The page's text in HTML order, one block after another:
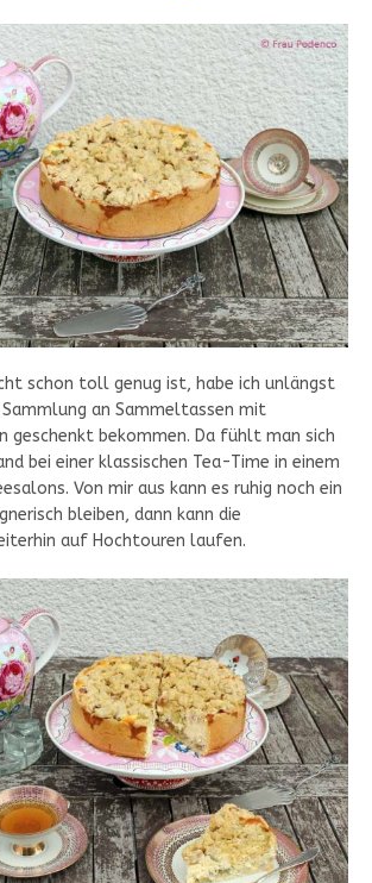
schon toll genug ist, habe ich unlängst
an Sammeltassen mit
geschenkt bekommen. Da fühlt man sich
bei einer klassischen Tea-Time in einem
Von mir aus kann es ruhig noch ein
bleiben, dann kann die
auf Hochtouren laufen.